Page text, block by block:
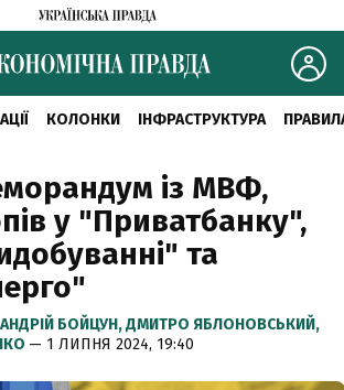
КОЛОНКИ ІНФРАСТРУКТУРА
із МВФ,
у "Приватбанку",
та
АНДРІЙ БОЙЦУН,ДМИТРО ЯБЛОНОВСЬКИЙ,
— 1 ЛИПНЯ 2024, 19:40